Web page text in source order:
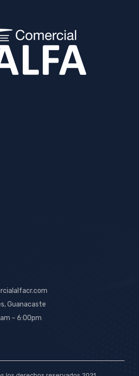
Guanacaste
– 6:00pm